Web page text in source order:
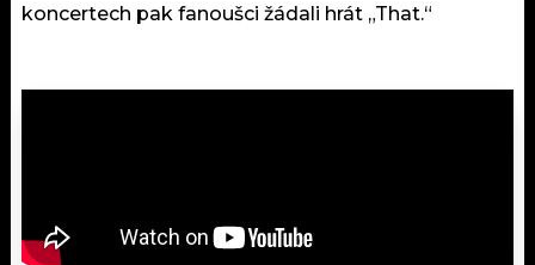
koncertech pak fanoušci žádali hrát „That.“